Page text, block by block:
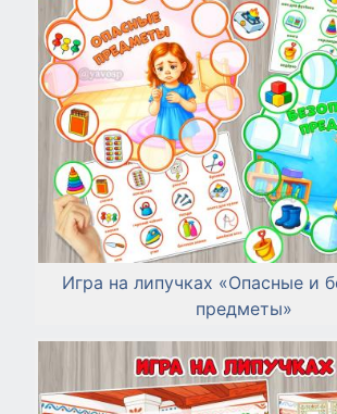
Игра на липучках «Опасные и
предметы»